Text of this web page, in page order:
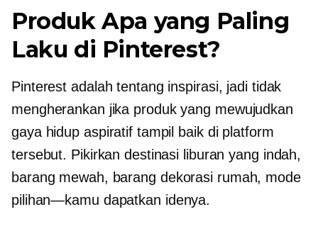
Produk Apa yang Paling
Laku di Pinterest?
Pinterest adalah tentang inspirasi, jadi tidak
mengherankan jika produk yang mewujudkan
gaya hidup aspiratif tampil baik di platform
tersebut. Pikirkan destinasi liburan yang indah,
barang mewah, barang dekorasi rumah, mode
pilihan—kamu dapatkan idenya.